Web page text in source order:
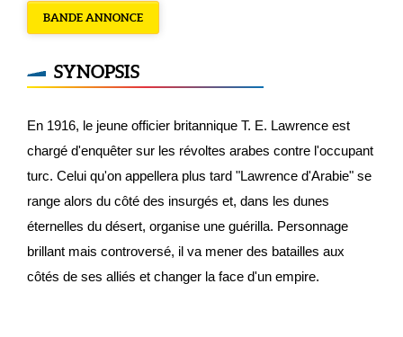
BANDE ANNONCE
SYNOPSIS
En 1916, le jeune officier britannique T. E. Lawrence est
chargé d'enquêter sur les révoltes arabes contre l'occupant
turc. Celui qu'on appellera plus tard "Lawrence d'Arabie" se
range alors du côté des insurgés et, dans les dunes
éternelles du désert, organise une guérilla. Personnage
brillant mais controversé, il va mener des batailles aux
côtés de ses alliés et changer la face d'un empire.